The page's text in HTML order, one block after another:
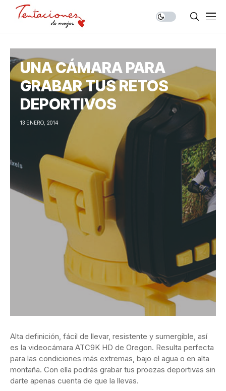
UNA CÁMARA PARA
GRABAR TUS RETOS
DEPORTIVOS
13 ENERO, 2014
Alta definición, fácil de llevar, resistente y sumergible, así
es la videocámara ATC9K HD de Oregon. Resulta perfecta
para las condiciones más extremas, bajo el agua o en alta
montaña. Con ella podrás grabar tus proezas deportivas sin
darte apenas cuenta de que la llevas.